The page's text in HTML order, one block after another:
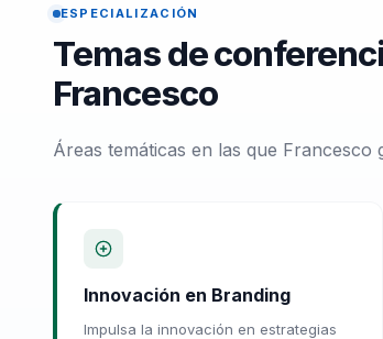
ESPECIALIZACIÓN
Temas de
Francesco
Áreas temáticas en las que Francesco
Innovación en Branding
Impulsa la innovación en estrategias